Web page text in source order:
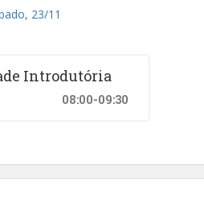
23/11
Introdutória
08:00-09:30